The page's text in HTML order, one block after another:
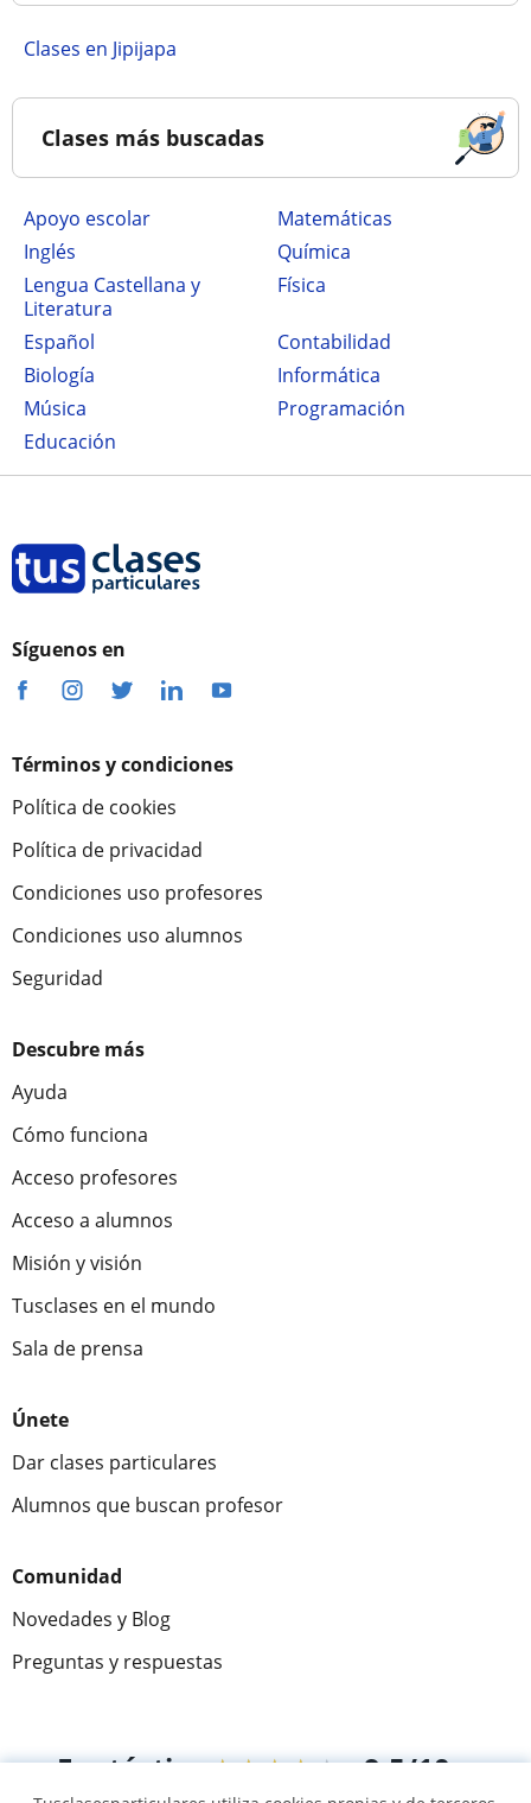
Clases en Jipijapa
Clases más buscadas
Apoyo escolar
Matemáticas
Inglés
Química
Lengua Castellana y
Literatura
Física
Español
Contabilidad
Biología
Informática
Música
Programación
Educación
Síguenos en
Términos y condiciones
Política de cookies
Política de privacidad
Condiciones uso profesores
Condiciones uso alumnos
Seguridad
Descubre más
Ayuda
Cómo funciona
Acceso profesores
Acceso a alumnos
Misión y visión
Tusclases en el mundo
Sala de prensa
Únete
Dar clases particulares
Alumnos que buscan profesor
Comunidad
Novedades y Blog
Preguntas y respuestas
Fantástica★★★★★ 9,5/10